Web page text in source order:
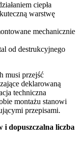
ciepła
warstwę
mechanicznie
od destrukcyjnego
musi przejść
deklarowaną
techniczna
montażu stanowi
przepisami.
i dopuszczalna liczba